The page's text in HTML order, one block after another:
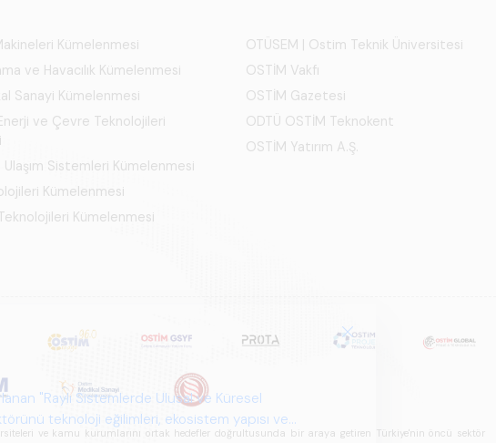
"Raylı Sistemlerde Ulusal ve Küresel
teknoloji eğilimleri, ekosistem yapısı ve
Kümelenmesi
ve Havacılık Kümelenmesi
Sanayi Kümelenmesi
ve Çevre Teknolojileri
Ulaşım Sistemleri Kümelenmesi
Kümelenmesi
Kümelenmesi
OTÜSEM | Ostim Teknik Üniversitesi
OSTİM Vakfı
OSTİM Gazetesi
ODTÜ OSTİM Teknokent
OSTİM Yatırım A.Ş.
ve kamu kurumlarını ortak hedefler doğrultusunda bir araya getiren Türkiye'nin öncü sektör